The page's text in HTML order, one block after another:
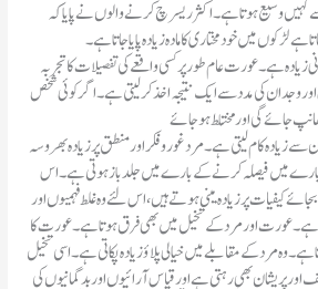
کہیں وسیع ہوتا ہے۔ اکثر ریسرچ کرنے والوں نے پایا کہ
ہے لڑکوں میں خود مختاری کا مادہ زیادہ پایا جاتا ہے۔
زیادہ ہے۔ عورت عام طور پر کسی واقعے کی تفصیلات کا تجربہ
وجدان کی مدد سے ایک نتیجہ اخذ کر لیتی ہے۔ اگر کوئی شخص
جائے گی اور مختلط ہو جائے
زیادہ کام لیتی ہے۔ مرد غور و فکر اور منطق پر زیادہ بھروسہ
میں فیصلہ کرنے کے بارے میں جلد باز ہوتی ہے۔ اس
کیفیات پر زیادہ مینی ہوتے ہیں، اس لئے وہ غلط فہمیوں اور
ہے۔ عورت اور مرد کے تخیل میں بھی فرق ہوتا ہے۔ عورت کا
وہ مرد کے مقابلے میں خیالی پلاؤ زیادہ پکاتی ہے۔ اسی تخیل
اور پریشان بھی رہتی ہے اور قیاس آرائیوں اور بد گمانیوں کی